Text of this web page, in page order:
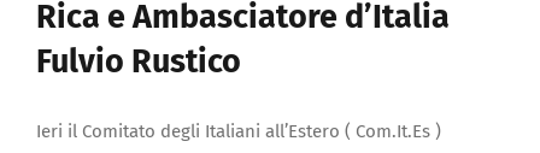
Rica e Ambasciatore d’Italia
Fulvio Rustico
Ieri il Comitato degli Italiani all’Estero ( Com.It.Es )